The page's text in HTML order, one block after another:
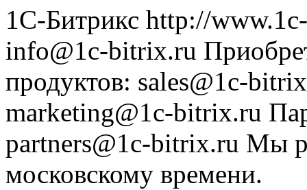
1С-Битрикс http://
info@1c-bitrix.ru
продуктов: sales@1c-
marketing@1c-bitrix.ru
partners@1c-bitrix.ru Мы
московскому времени.